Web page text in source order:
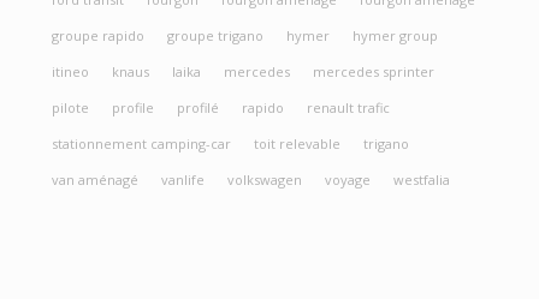
groupe rapido
groupe trigano hymer
hymer group
itineo
knaus laika mercedes
mercedes sprinter
pilote
profile profilé rapido
renault trafic
stationnement camping-car
toit relevable
trigano
van aménagé
vanlife volkswagen voyage westfalia